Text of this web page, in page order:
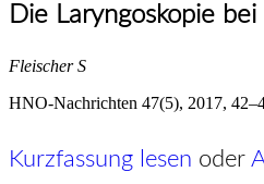
Die Laryngoskopie
Fleischer S
HNO-Nachrichten 47(5), 2017,
Kurzfassung lesen oder